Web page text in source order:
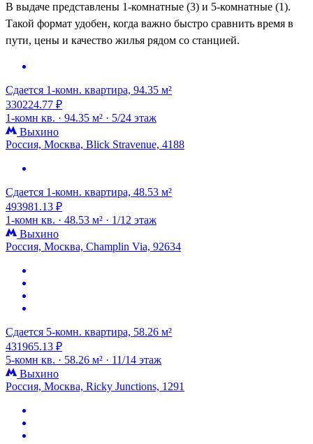
В выдаче представлены 1-комнатные (3) и 5-комнатные (1).
Такой формат удобен, когда важно быстро сравнить время в
пути, цены и качество жилья рядом со станцией.
Сдается 1-комн. квартира, 94.35 м²
330224.77 ₽
1-комн кв. · 94.35 м² · 5/24 этаж
Выхино
Россия, Москва, Blick Stravenue, 4188
Сдается 1-комн. квартира, 48.53 м²
493981.13 ₽
1-комн кв. · 48.53 м² · 1/12 этаж
Выхино
Россия, Москва, Champlin Via, 92634
Сдается 5-комн. квартира, 58.26 м²
431965.13 ₽
5-комн кв. · 58.26 м² · 11/14 этаж
Выхино
Россия, Москва, Ricky Junctions, 1291